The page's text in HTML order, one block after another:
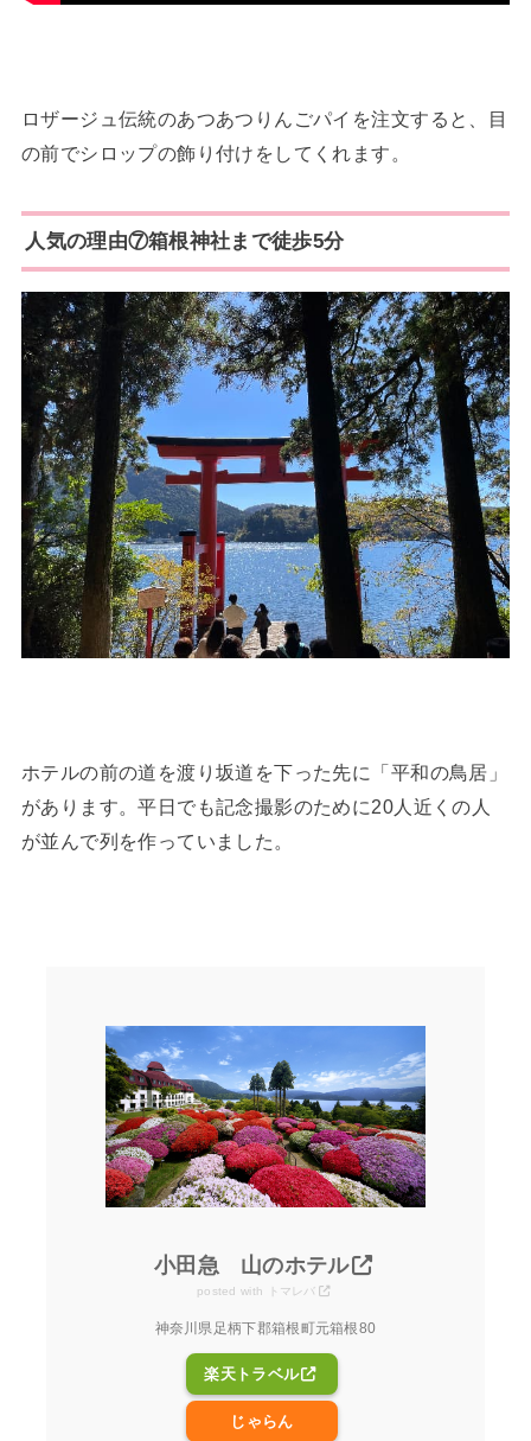
ロザージュ伝統のあつあつりんごパイを注文すると、目
の前でシロップの飾り付けをしてくれます。
人気の理由⑦箱根神社まで徒歩5分
ホテルの前の道を渡り坂道を下った先に「平和の鳥居」
があります。平日でも記念撮影のために20人近くの人
が並んで列を作っていました。
小田急 山のホテル
posted with トマレバ
神奈川県足柄下郡箱根町元箱根80
楽天トラベル
じゃらん